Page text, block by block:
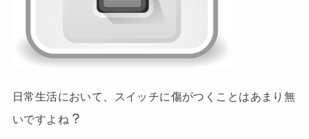
日常生活において、スイッチに傷がつくことはあまり無
いですよね ？